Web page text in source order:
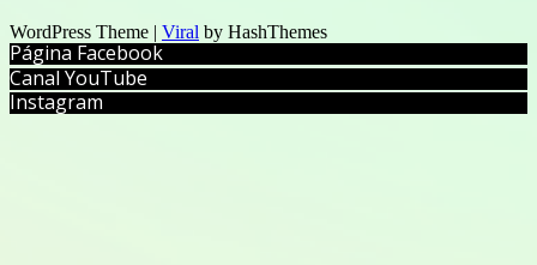
WordPress Theme | Viral by HashThemes
Página Facebook
Canal YouTube
Instagram